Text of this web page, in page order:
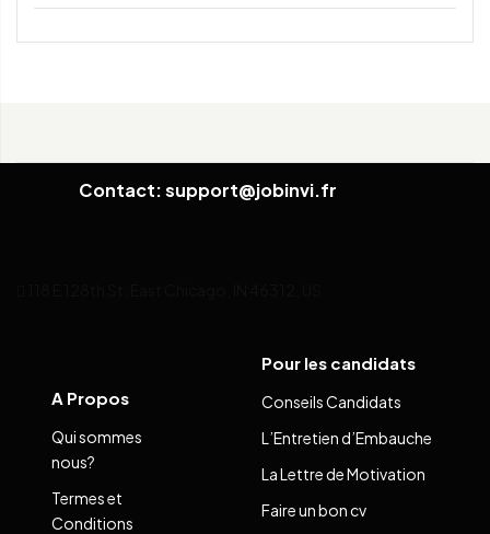
Contact: support@jobinvi.fr
A Propos
Qui sommes
nous?
Termes et
Conditions
Pour les candidats
Conseils Candidats
L’Entretien d’Embauche
La Lettre de Motivation
Faire un bon cv